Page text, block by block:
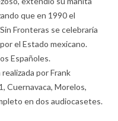
que en 1990 el
Fronteras se celebraría
el Estado mexicano.
Españoles.
por Frank
Cuernavaca, Morelos,
en dos audiocasetes.